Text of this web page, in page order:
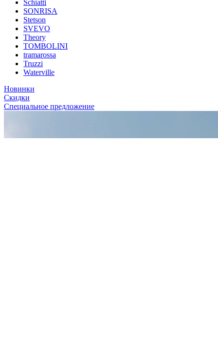
Schiatti
SONRISA
Stetson
SVEVO
Theory
TOMBOLINI
tramarossa
Truzzi
Waterville
Новинки
Скидки
Специальное предложение